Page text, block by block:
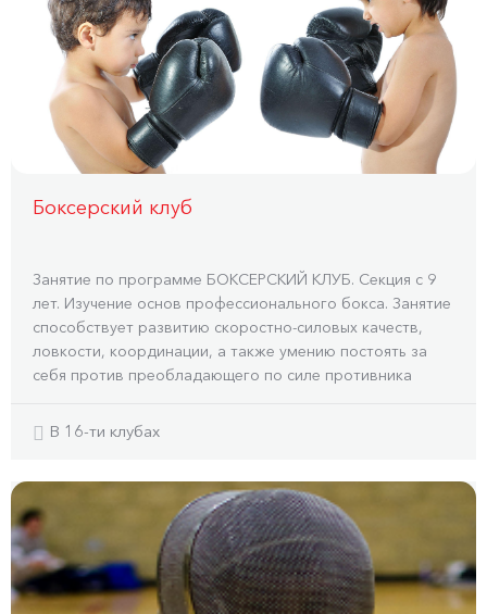
Боксерский клуб
Занятие по программе БОКСЕРСКИЙ КЛУБ. Секция с 9
лет. Изучение основ профессионального бокса. Занятие
способствует развитию скоростно-силовых качеств,
ловкости, координации, а также умению постоять за
себя против преобладающего по силе противника
В 16-ти клубах